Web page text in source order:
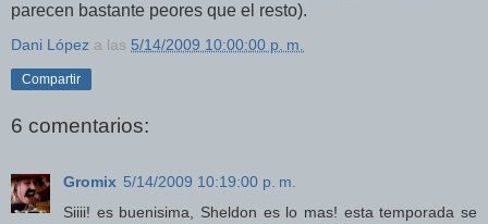
parecen bastante peores que el resto).
Dani López a las 5/14/2009 10:00:00 p. m.
Compartir
6 comentarios:
Gromix 5/14/2009 10:19:00 p. m.
Siiii! es buenisima, Sheldon es lo mas! esta temporada se